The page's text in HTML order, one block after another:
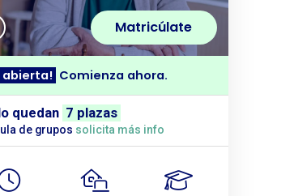
Matricúlate
abierta! Comienza ahora.
quedan 7 plazas
de grupos solicita más info